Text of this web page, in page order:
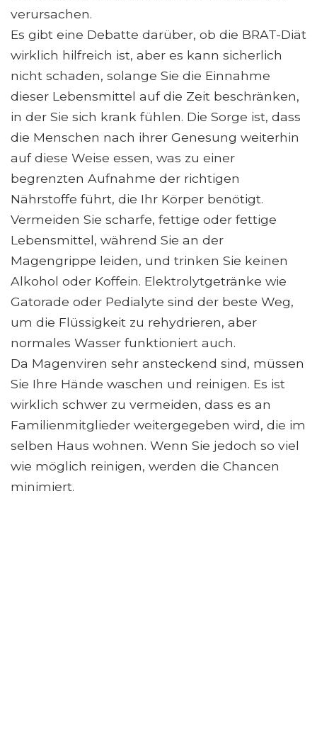
verursachen.
Es gibt eine Debatte darüber, ob die BRAT-Diät
wirklich hilfreich ist, aber es kann sicherlich
nicht schaden, solange Sie die Einnahme
dieser Lebensmittel auf die Zeit beschränken,
in der Sie sich krank fühlen. Die Sorge ist, dass
die Menschen nach ihrer Genesung weiterhin
auf diese Weise essen, was zu einer
begrenzten Aufnahme der richtigen
Nährstoffe führt, die Ihr Körper benötigt.
Vermeiden Sie scharfe, fettige oder fettige
Lebensmittel, während Sie an der
Magengrippe leiden, und trinken Sie keinen
Alkohol oder Koffein. Elektrolytgetränke wie
Gatorade oder Pedialyte sind der beste Weg,
um die Flüssigkeit zu rehydrieren, aber
normales Wasser funktioniert auch.
Da Magenviren sehr ansteckend sind, müssen
Sie Ihre Hände waschen und reinigen. Es ist
wirklich schwer zu vermeiden, dass es an
Familienmitglieder weitergegeben wird, die im
selben Haus wohnen. Wenn Sie jedoch so viel
wie möglich reinigen, werden die Chancen
minimiert.